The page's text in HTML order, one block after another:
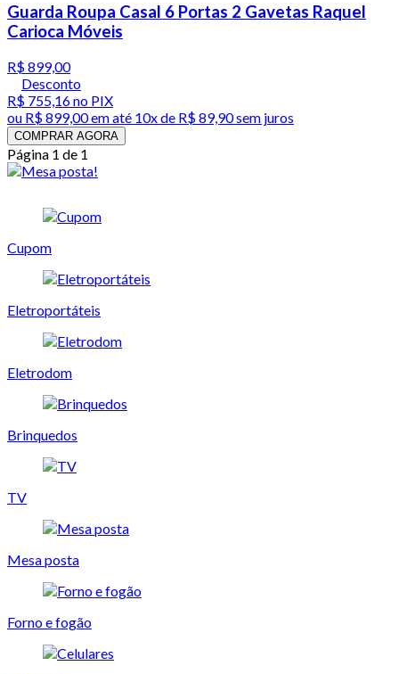
Guarda Roupa Casal 6 Portas 2 Gavetas Raquel
Carioca Móveis
R$ 899,00
Desconto
R$ 755,16no PIX
ou R$ 899,00em até 10x de R$ 89,90 sem juros
COMPRAR AGORA
Página 1 de 1
Cupom
Eletroportáteis
Eletrodom
Brinquedos
TV
Mesa posta
Forno e fogão